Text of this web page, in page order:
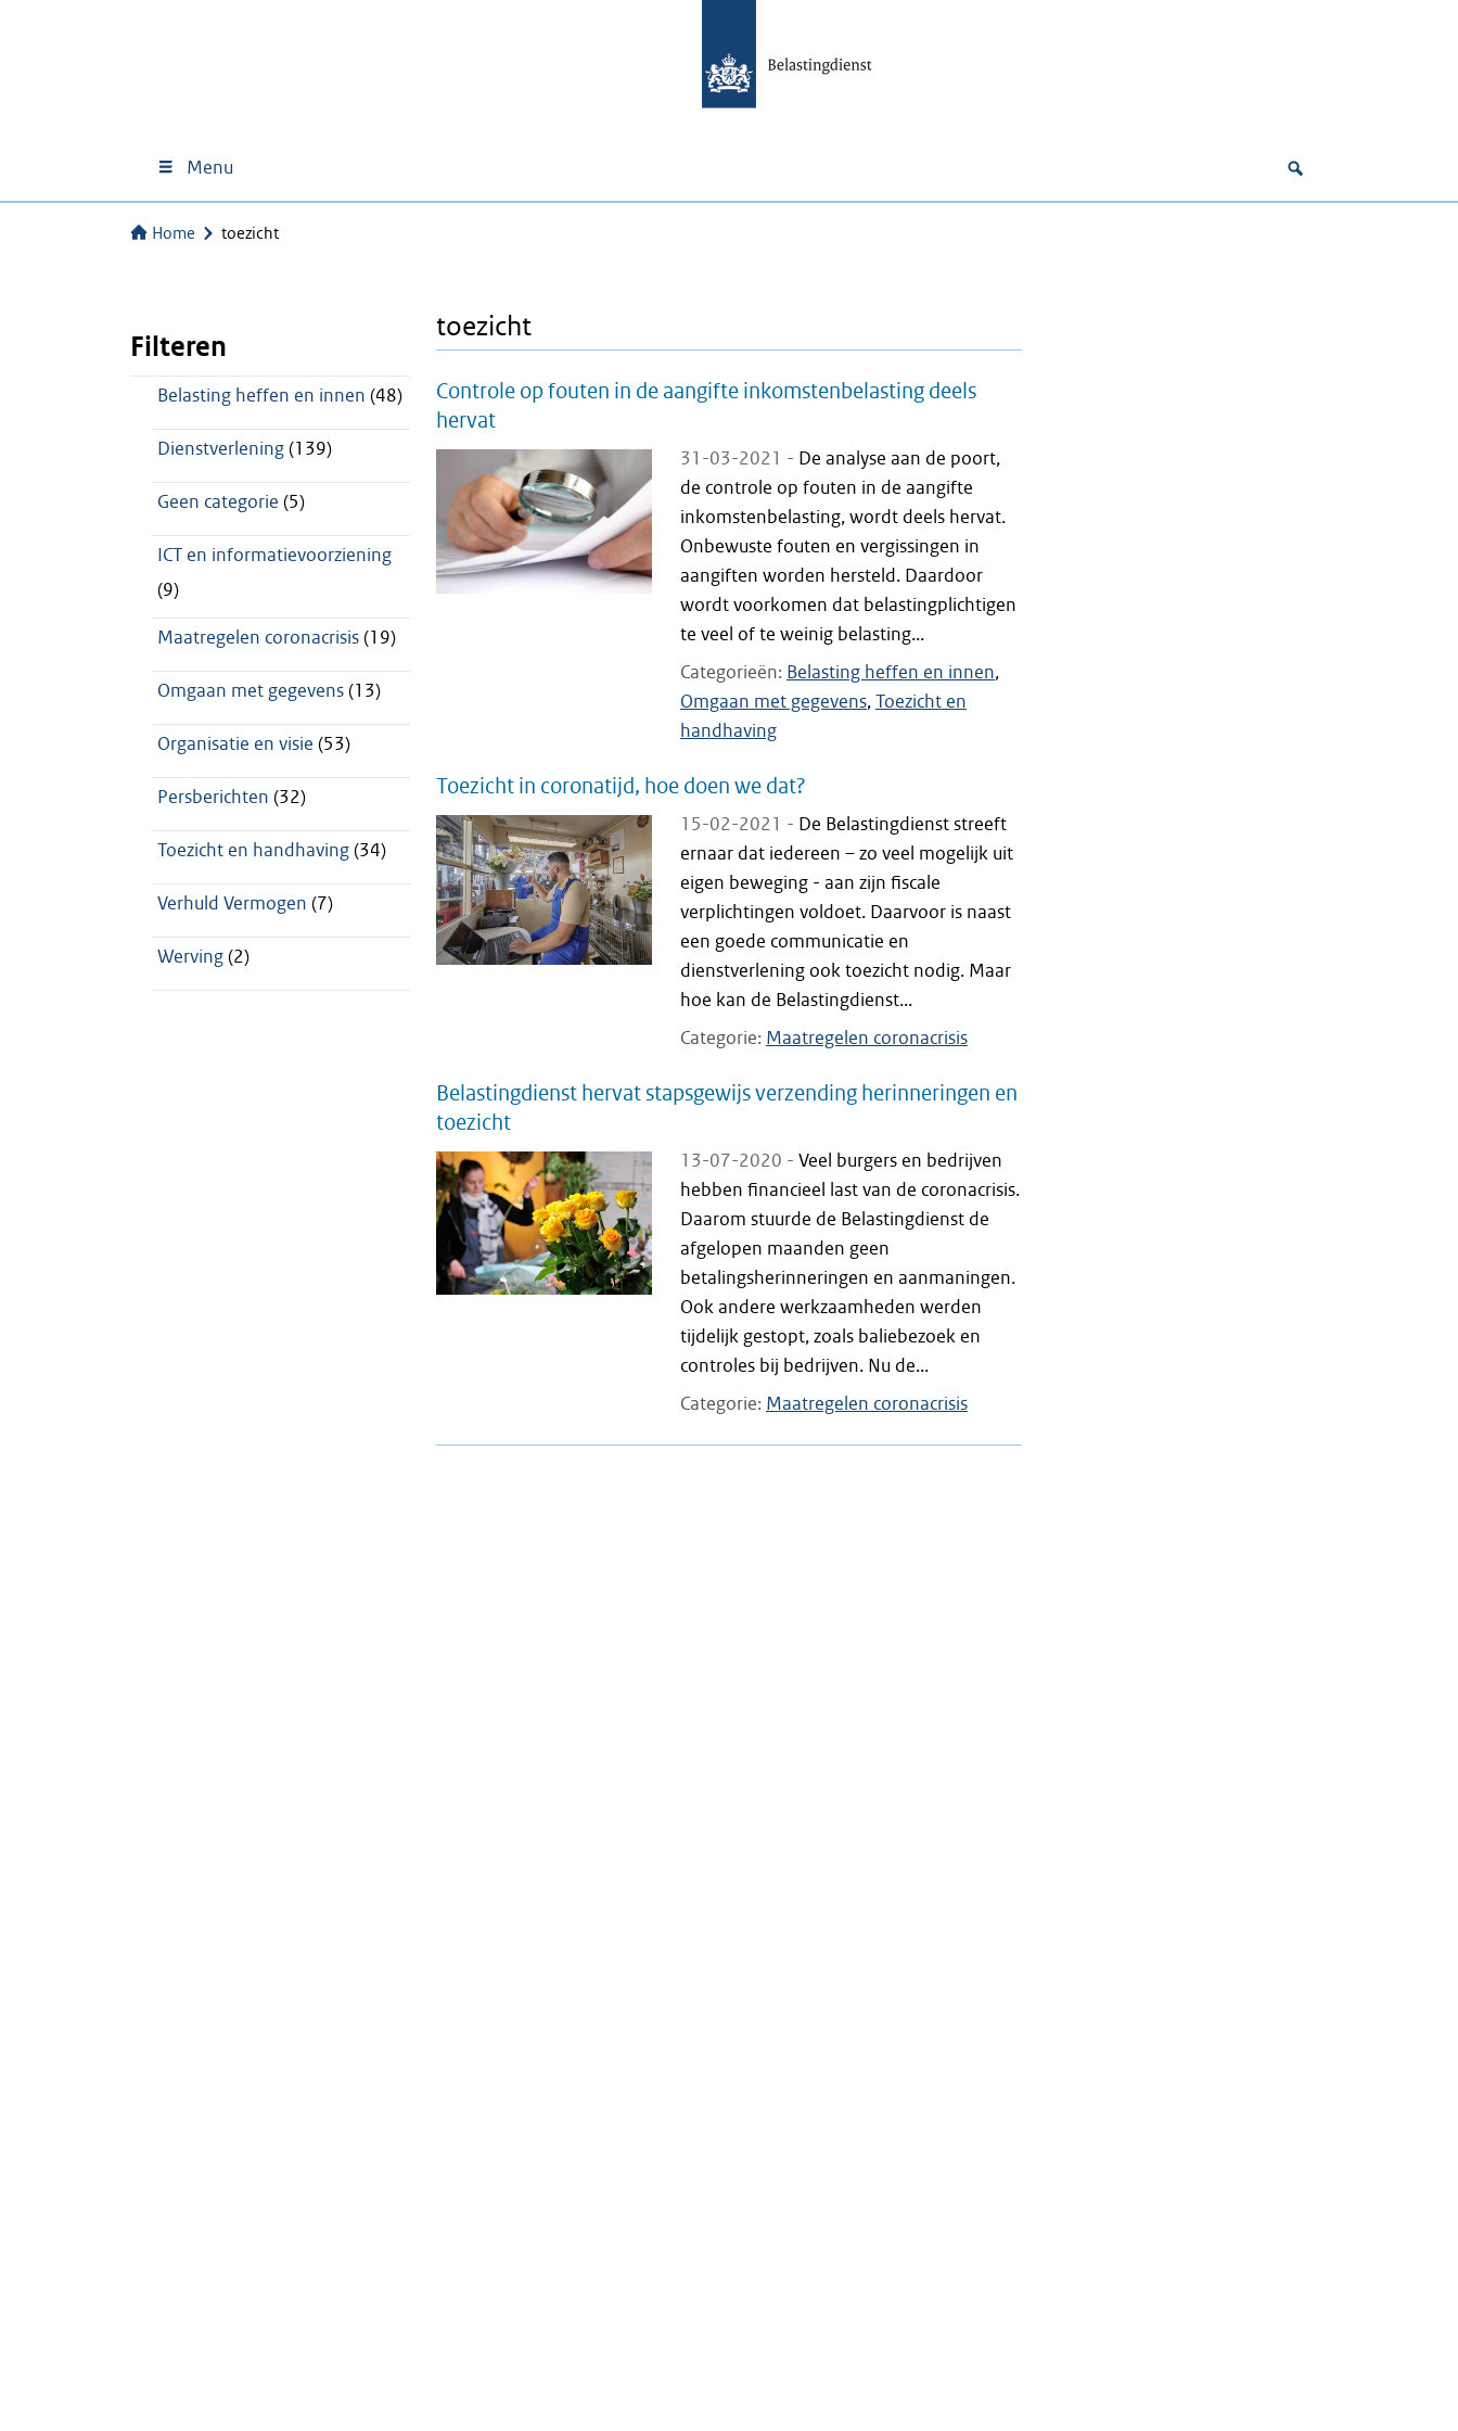
Menu
Home toezicht
Filteren
Belasting heffen en innen (48)
Dienstverlening(139)
Geen categorie (5)
ICT en informatievoorziening
(9)
Maatregelen coronacrisis(19)
Omgaan met gegevens(13)
Organisatie en visie (53)
Persberichten (32)
Toezicht en handhaving(34)
Verhuld Vermogen (7)
Werving(2)
toezicht
Controle op fouten in de aangifte inkomstenbelasting deels
hervat
31-03-2021 - De analyse aan de poort,
de controle op fouten in de aangifte
inkomstenbelasting, wordt deels hervat.
Onbewuste fouten en vergissingen in
aangiften worden hersteld. Daardoor
wordt voorkomen dat belastingplichtigen
te veel of te weinig belasting...
Categorieën Belasting heffen en innen
Omgaan met gegevens Toezicht en
handhaving
Toezicht in coronatijd, hoe doen we dat?
15-02-2021 - De Belastingdienst streeft
ernaar dat iedereen – zo veel mogelijk uit
eigen beweging - aan zijn fiscale
verplichtingen voldoet. Daarvoor is naast
een goede communicatie en
dienstverlening ook toezicht nodig. Maar
hoe kan de Belastingdienst...
Categorie Maatregelen coronacrisis
Belastingdienst hervat stapsgewijs verzending herinneringen en
toezicht
13-07-2020 - Veel burgers en bedrijven
hebben financieel last van de coronacrisis.
Daarom stuurde de Belastingdienst de
afgelopen maanden geen
betalingsherinneringen en aanmaningen.
Ook andere werkzaamheden werden
tijdelijk gestopt, zoals baliebezoek en
controles bij bedrijven. Nu de...
Categorie Maatregelen coronacrisis